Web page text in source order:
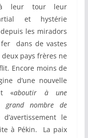
à leur tour leur
et hystérie
les miradors
dans de vastes
pays frères ne
Encore moins de
d’une nouvelle
«aboutir à une
grand nombre de
le
à Pékin. La paix